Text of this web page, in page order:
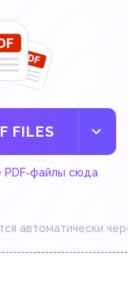
FILES
сюда
автоматически